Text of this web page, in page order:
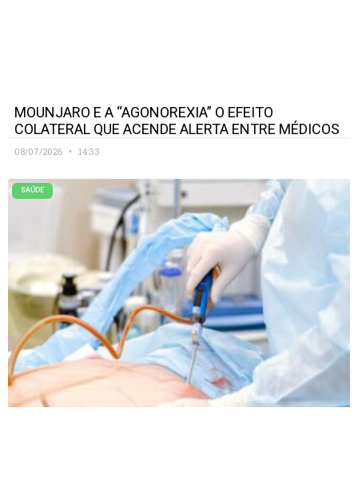
MOUNJARO E A “AGONOREXIA” O EFEITO
COLATERAL QUE ACENDE ALERTA ENTRE MÉDICOS
08/07/2026 14:33
SAÚDE